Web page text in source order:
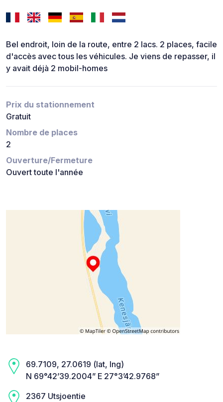
Bel endroit, loin de la route, entre 2 lacs. 2 places, facile
d'accès avec tous les véhicules. Je viens de repasser, il
y avait déjà 2 mobil-homes
Prix du stationnement
Gratuit
Nombre de places
2
Ouverture/Fermeture
Ouvert toute l'année
69.7109, 27.0619 (lat, lng)
N 69°42’39.2004” E 27°3’42.9768”
2367 Utsjoentie